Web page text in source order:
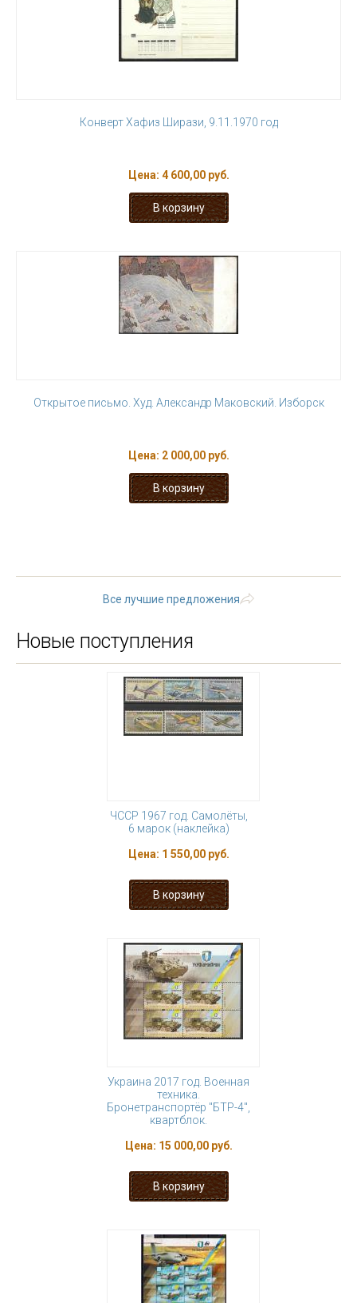
Конверт Хафиз Ширази, 9.11.1970 год
Цена: 4 600,00 руб.
Открытое письмо. Худ. Александр Маковский. Изборск
Цена: 2 000,00 руб.
Все лучшие предложения
Новые поступления
ЧССР 1967 год. Самолёты,
6 марок (наклейка)
Цена: 1 550,00 руб.
Украина 2017 год. Военная
техника.
Бронетранспортёр "БТР-4",
квартблок.
Цена: 15 000,00 руб.